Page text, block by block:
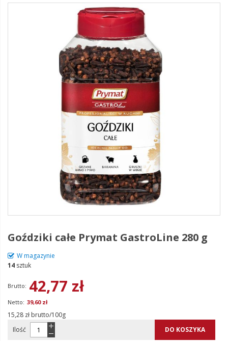
Goździki całe Prymat GastroLine 280 g
W magazynie
14 sztuk
42,77 zł
39,60 zł
15,28 zł brutto/100g
Ilość
DO KOSZYKA